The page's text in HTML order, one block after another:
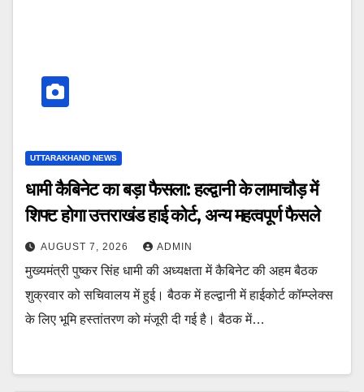
UTTARAKHAND NEWS
धामी कैबिनेट का बड़ा फैसला: हल्द्वानी के लामाचौड़ में
शिफ्ट होगा उत्तराखंड हाई कोर्ट, अन्य महत्वपूर्ण फैसले
AUGUST 7, 2026 ADMIN
मुख्यमंत्री पुष्कर सिंह धामी की अध्यक्षता में कैबिनेट की अहम बैठक
शुक्रवार को सचिवालय में हुई। बैठक में हल्द्वानी में हाईकोर्ट कॉम्प्लेक्स
के लिए भूमि हस्तांतरण को मंजूरी दी गई है। बैठक में…